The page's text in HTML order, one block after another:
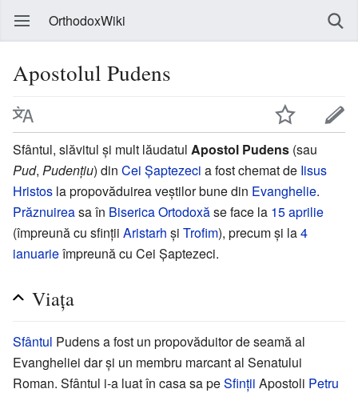
OrthodoxWiki
Apostolul Pudens
Sfântul, slăvitul și mult lăudatul Apostol Pudens (sau
Pud, Pudențiu) din Cei Șaptezeci a fost chemat de Iisus
Hristos la propovăduirea veștilor bune din Evanghelie.
Prăznuireasa în Biserica Ortodoxăse face la 15 aprilie
(împreună cu sfinții Aristarh și Trofim), precum și la4
ianuarieîmpreună cu Cei Șaptezeci.
Viața
Sfântul Pudens a fost un propovăduitor de seamă al
Evangheliei dar și un membru marcant al Senatului
Roman. Sfântul i-a luat în casa sa peSfinții Apostoli Petru